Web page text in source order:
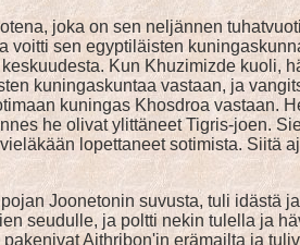
joka on sen neljännen
sen egyptiläisten
Kun Khuzimizde kuoli,
kuningaskuntaa vastaan, ja
kuningas Khosdroa vastaan.
he olivat ylittäneet Tigris-joen.
lopettaneet sotimista. Siitä
Joonetonin suvusta, tuli idästä
seudulle, ja poltti nekin tulella ja
Aithribon'in erämailta ja